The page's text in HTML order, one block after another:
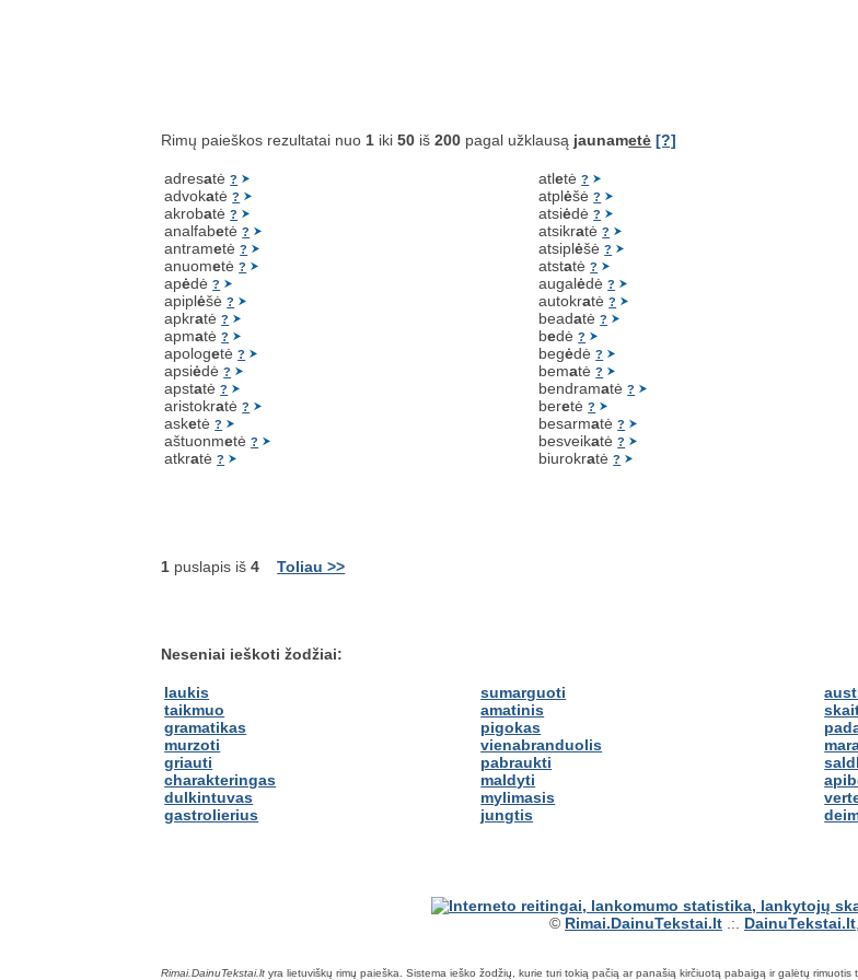
Rimų paieškos rezultatai nuo 1 iki50 iš200 pagal užklausą jaunametė [?]
adresatė?
advokatė?
akrobatė?
analfabetė?
antrametė?
anuometė?
apėdė?
apiplėšė?
apkratė?
apmatė?
apologetė?
apsiėdė?
apstatė?
aristokratė?
asketė?
aštuonmetė?
atkratė?
atletė?
atplėšė?
atsiėdė?
atsikratė?
atsiplėšė?
atstatė?
augalėdė?
autokratė?
beadatė?
bedė?
begėdė?
bematė?
bendramatė?
beretė?
besarmatė?
besveikatė?
biurokratė?
1 puslapis iš4 Toliau >>
Neseniai ieškoti žodžiai:
laukis
taikmuo
gramatikas
murzoti
griauti
charakteringas
dulkintuvas
gastrolierius
sumarguoti
amatinis
pigokas
vienabranduolis
pabraukti
maldyti
mylimasis
jungtis
© Rimai.DainuTekstai.lt .:. DainuTekstai.lt
Rimai.DainuTekstai.lt yra lietuviškų rimų paieška. Sistema ieško žodžių, kurie turi tokią pačią ar panašią kirčiuotą pabaigą ir galėtų